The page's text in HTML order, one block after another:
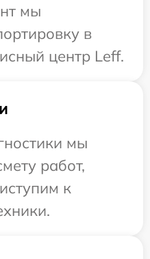
мы
в
центр Leff.
мы
работ,
к